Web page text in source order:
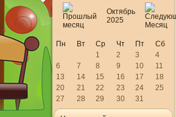
Октябрь
2025
Пн Вт Ср Чт Пт Сб
1
2 3 4
6
7 8 9 10 11
13
14 15 16 17 18
20
21 22 23 24 25
27
28 29 30 31